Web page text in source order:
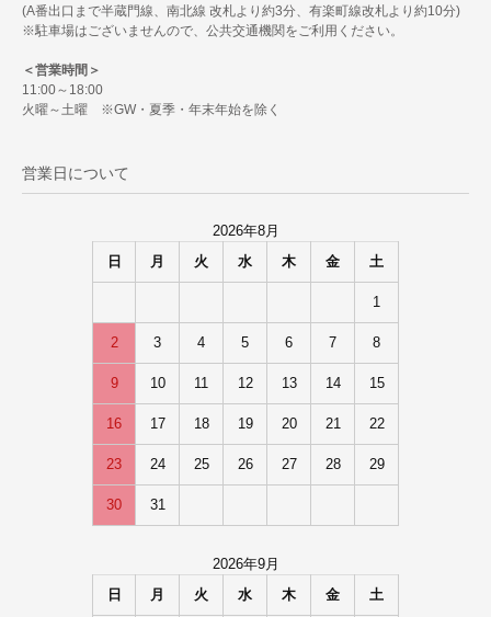
(A番出口まで半蔵門線、南北線 改札より約3分、有楽町線改札より約10分)
※駐車場はございませんので、公共交通機関をご利用ください。
＜営業時間＞
11:00～18:00
火曜～土曜 ※GW・夏季・年末年始を除く
営業日について
2026年8月
日
月 火 水 木 金 土
1
2 3 4 5 6 7 8
9 10 11 12 13 14 15
16 17 18 19 20 21 22
23 24 25 26 27 28 29
30 31
2026年9月
日
月 火 水 木 金 土